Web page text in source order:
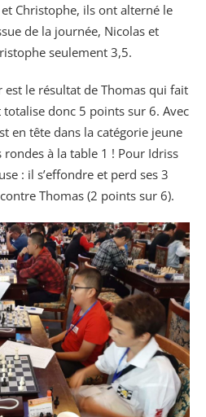
Christophe, ils ont alterné le
de la journée, Nicolas et
seulement 3,5.
le résultat de Thomas qui fait
donc 5 points sur 6. Avec
en tête dans la catégorie jeune
à la table 1 ! Pour Idriss
: il s’effondre et perd ses 3
Thomas (2 points sur 6).